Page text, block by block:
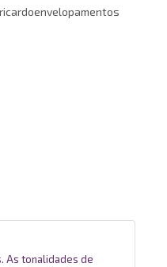
As tonalidades de